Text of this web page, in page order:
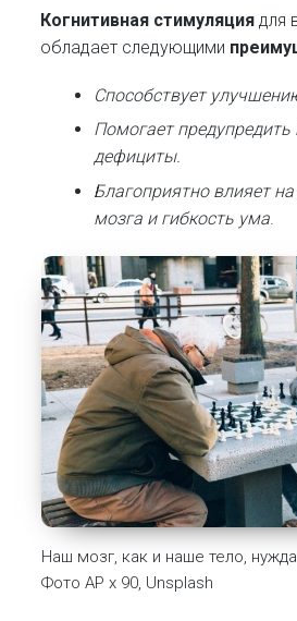
Когнитивная стимуляция для
обладает следующими
Способствует
Помогает предупредить
дефициты.
Благоприятно влияет
мозга и гибкость ума.
Наш мозг, как и наше тело,
Фото AP x 90, Unsplash